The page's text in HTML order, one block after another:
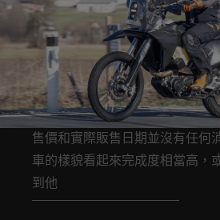
售價和實際販售日期並沒有任何
車的樣貌看起來完成度相當高，
到他